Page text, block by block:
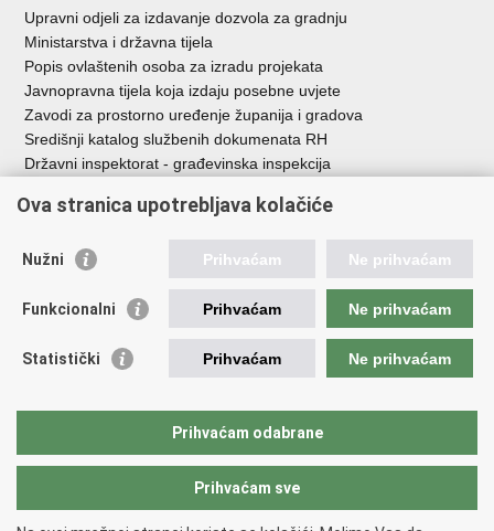
Upravni odjeli za izdavanje dozvola za gradnju
Ministarstva i državna tijela
Popis ovlaštenih osoba za izradu projekata
Javnopravna tijela koja izdaju posebne uvjete
Zavodi za prostorno uređenje županija i gradova
Središnji katalog službenih dokumenata RH
Državni inspektorat - građevinska inspekcija
Vlada Republike Hrvatske
Agencija za pravni promet i posredovanje nekretninama
Fond za zaštitu okoliša i energetsku učinkovitost
Državne nekretnine d.o.o.
Ova stranica upotrebljava kolačiće
Nužni Prihvaćam Ne prihvaćam
Funkcionalni Prihvaćam Ne prihvaćam
Statistički Prihvaćam Ne prihvaćam
Prihvaćam odabrane
Prihvaćam sve